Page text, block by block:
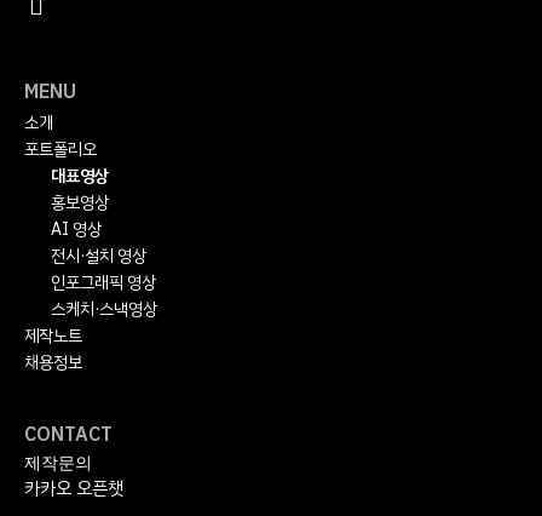
MENU
소개
포트폴리오
대표영상
홍보영상
AI 영상
전시·설치 영상
인포그래픽 영상
스케치·스낵영상
제작노트
채용정보
CONTACT
제작문의
카카오 오픈챗